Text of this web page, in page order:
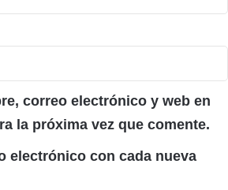
correo electrónico y web en
la próxima vez que comente.
electrónico con cada nueva